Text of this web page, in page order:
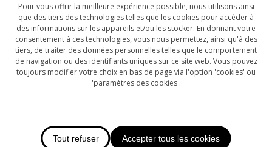
Pour vous offrir la meilleure expérience possible, nous utilisons ainsi
que des tiers des technologies telles que les cookies pour accéder à
des informations sur les appareils et/ou les stocker. En donnant votre
consentement à ces technologies, vous nous permettez, ainsi qu'à des
tiers, de traiter des données personnelles telles que le comportement
de navigation ou des identifiants uniques sur ce site web. Vous pouvez
toujours modifier votre choix en bas de page via l'option 'cookies' ou
'paramètres des cookies'.
Tout refuser Accepter tous les cookies